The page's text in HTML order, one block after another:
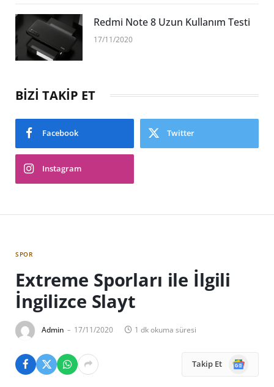
Redmi Note 8 Uzun Kullanım Testi
17/11/2020
BİZİ TAKİP ET
Facebook Twitter
Instagram
SPOR
Extreme Sporları ile İlgili
İngilizce Slayt
Admin 17/11/2020 1 dk okuma süresi
Takip Et
Google
News